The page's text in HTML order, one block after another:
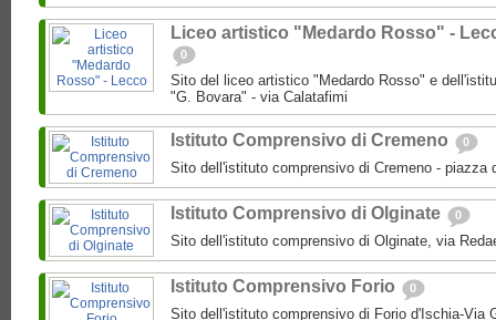
Liceo artistico "Medardo Rosso" -
0
Sito del liceo artistico "Medardo Rosso" e
"G. Bovara" - via Calatafimi
Istituto Comprensivo di Cremeno 0
Sito dell'istituto comprensivo di Cremeno - piazza
Istituto Comprensivo di Olginate 0
Sito dell'istituto comprensivo di Olginate, via
Istituto Comprensivo Forio 0
Sito dell'istituto comprensivo di Forio d'Ischia-Via